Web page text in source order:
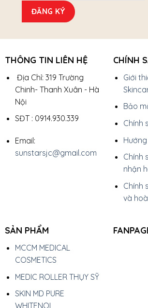
THÔNG TIN LIÊN HỆ
Địa Chỉ: 319 Trường
Chinh- Thanh Xuân - Hà
Nội
SĐT : 0914.930.339
Email:
sunstarsjc@gmail.com
CHÍNH
Giới
Bảo
Chính
Chính
nhận
Chính
và
SẢN PHẨM
MCCM MEDICAL
COSMETICS
MEDIC ROLLER THỤY SỸ
SKIN MD PURE
WHITENOL